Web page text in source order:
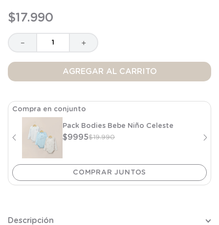
$17.990
＋
－
AGREGAR AL CARRITO
Compra en conjunto
Pack Bodies Bebe Niño Celeste
$9995$19.990
Descripción